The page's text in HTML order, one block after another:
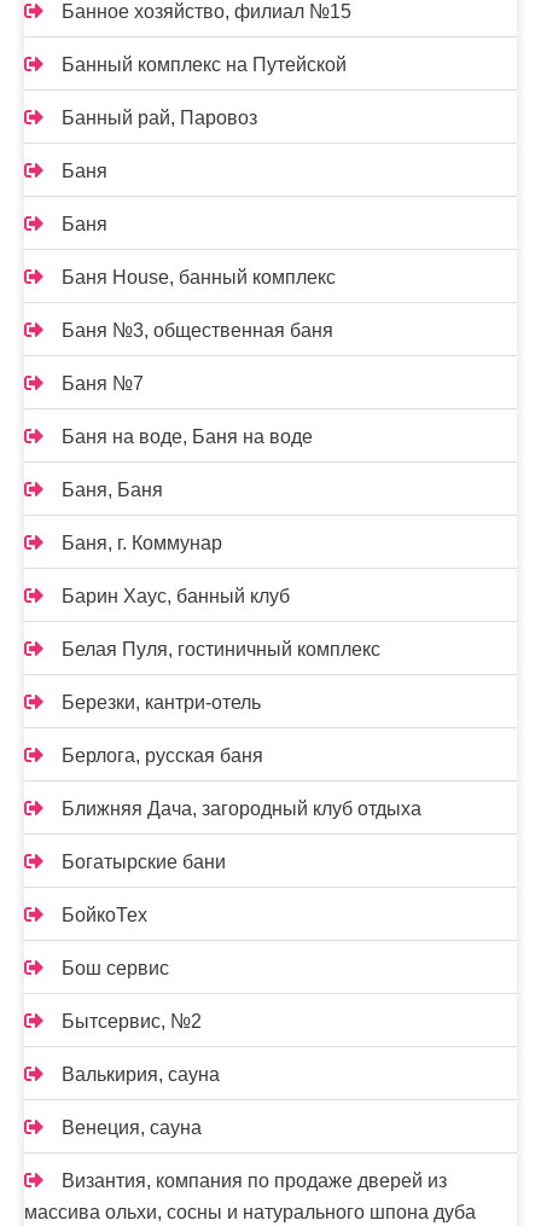
Банное хозяйство, филиал №15
Банный комплекс на Путейской
Банный рай, Паровоз
Баня
Баня
Баня House, банный комплекс
Баня №3, общественная баня
Баня №7
Баня на воде, Баня на воде
Баня, Баня
Баня, г. Коммунар
Барин Хаус, банный клуб
Белая Пуля, гостиничный комплекс
Березки, кантри-отель
Берлога, русская баня
Ближняя Дача, загородный клуб отдыха
Богатырские бани
БойкоТех
Бош сервис
Бытсервис, №2
Валькирия, сауна
Венеция, сауна
Византия, компания по продаже дверей из
массива ольхи, сосны и натурального шпона дуба